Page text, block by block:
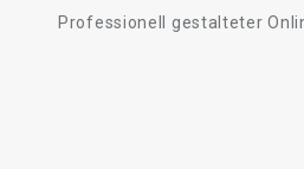
Professionell gestalteter